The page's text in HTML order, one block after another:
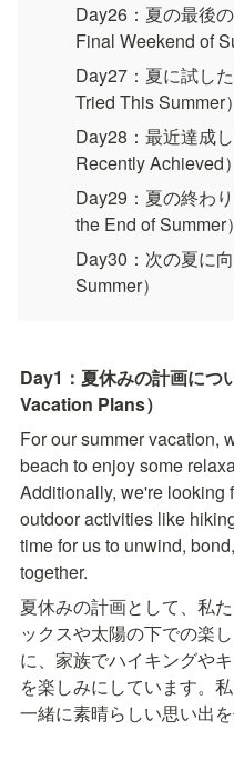
Day26：夏の最後
Final Weekend of
Day27：夏に試し
Tried This Summer）
Day28：最近達成
Recently Achieved）
Day29：夏の終わ
the End of Summer）
Day30：次の夏に
Summer）
Day1：夏休みの計画に
Vacation Plans）
For our summer vacation,
beach to enjoy some
Additionally, we're looking
outdoor activities like
time for us to unwind,
together.
夏休みの計画として、私
ックスや太陽の下での楽
に、家族でハイキングや
を楽しみにしています。
一緒に素晴らしい思い出を